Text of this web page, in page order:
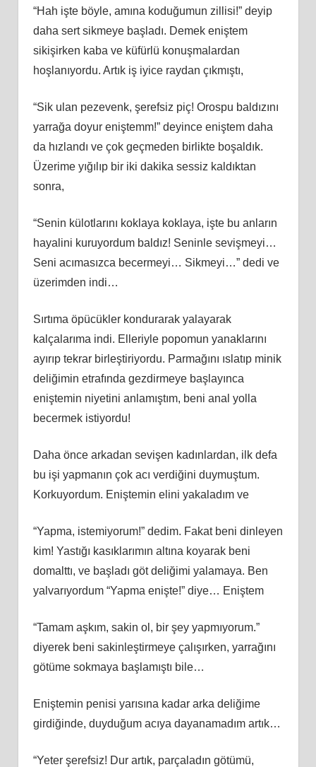
“Hah işte böyle, amına koduğumun zillisi!” deyip
daha sert sikmeye başladı. Demek eniştem
sikişirken kaba ve küfürlü konuşmalardan
hoşlanıyordu. Artık iş iyice raydan çıkmıştı,
“Sik ulan pezevenk, şerefsiz piç! Orospu baldızını
yarrağa doyur eniştemm!” deyince eniştem daha
da hızlandı ve çok geçmeden birlikte boşaldık.
Üzerime yığılıp bir iki dakika sessiz kaldıktan
sonra,
“Senin külotlarını koklaya koklaya, işte bu anların
hayalini kuruyordum baldız! Seninle sevişmeyi…
Seni acımasızca becermeyi… Sikmeyi…” dedi ve
üzerimden indi…
Sırtıma öpücükler kondurarak yalayarak
kalçalarıma indi. Elleriyle popomun yanaklarını
ayırıp tekrar birleştiriyordu. Parmağını ıslatıp minik
deliğimin etrafında gezdirmeye başlayınca
eniştemin niyetini anlamıştım, beni anal yolla
becermek istiyordu!
Daha önce arkadan sevişen kadınlardan, ilk defa
bu işi yapmanın çok acı verdiğini duymuştum.
Korkuyordum. Eniştemin elini yakaladım ve
“Yapma, istemiyorum!” dedim. Fakat beni dinleyen
kim! Yastığı kasıklarımın altına koyarak beni
domalttı, ve başladı göt deliğimi yalamaya. Ben
yalvarıyordum “Yapma enişte!” diye… Eniştem
“Tamam aşkım, sakin ol, bir şey yapmıyorum.”
diyerek beni sakinleştirmeye çalışırken, yarrağını
götüme sokmaya başlamıştı bile…
Eniştemin penisi yarısına kadar arka deliğime
girdiğinde, duyduğum acıya dayanamadım artık…
“Yeter şerefsiz! Dur artık, parçaladın götümü,